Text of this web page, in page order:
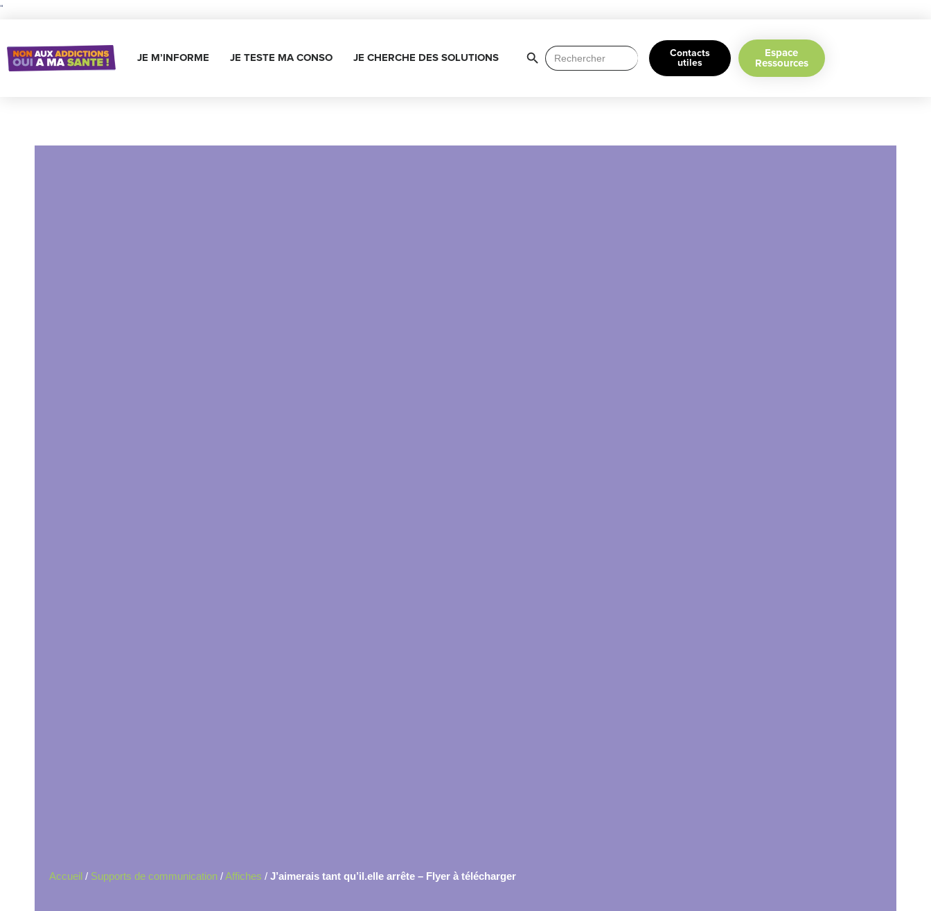
"
JE M’INFORME JE TESTE MA CONSO JE CHERCHE DES SOLUTIONS
Search
for:
Search Button
Contacts
utiles
Espace
Ressources
Accueil / Supports de communication /Affiches /J’aimerais tant qu’il.elle arrête – Flyer à télécharger